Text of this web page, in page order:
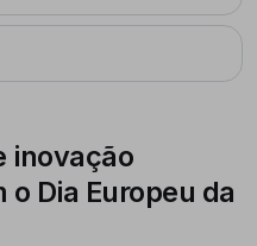
inovação
Dia Europeu da